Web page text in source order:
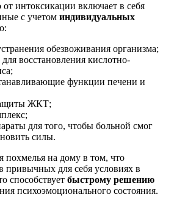
интоксикации включает в себя
с учетом индивидуальных
обезвоживания организма;
восстановления кислотно-
функции печени и
ЖКТ;
для того, чтобы больной смог
силы.
похмелья на дому в том, что
привычных для себя условиях в
способствует быстрому решению
психоэмоционального состояния.